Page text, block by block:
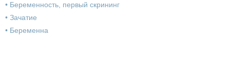
• Беременность, первый скрининг
• Зачатие
• Беременна